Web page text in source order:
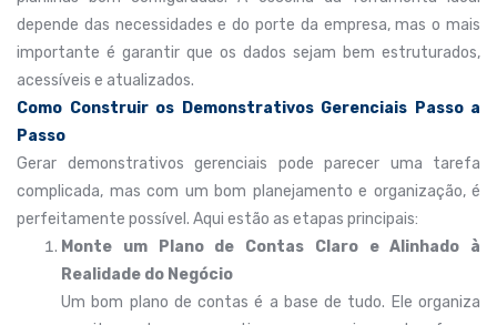
depende das necessidades e do porte da empresa, mas o mais
importante é garantir que os dados sejam bem estruturados,
acessíveis e atualizados.
Como Construir os Demonstrativos Gerenciais Passo a
Passo
Gerar demonstrativos gerenciais pode parecer uma tarefa
complicada, mas com um bom planejamento e organização, é
perfeitamente possível. Aqui estão as etapas principais:
Monte um Plano de Contas Claro e Alinhado à
Realidade do Negócio
Um bom plano de contas é a base de tudo. Ele organiza